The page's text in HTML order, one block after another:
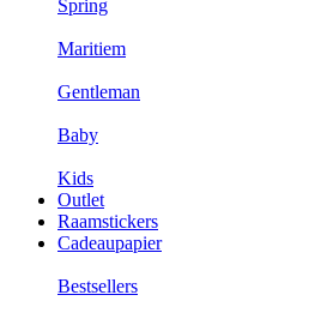
Spring
Maritiem
Gentleman
Baby
Kids
Outlet
Raamstickers
Cadeaupapier
Bestsellers